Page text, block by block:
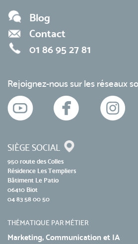
Blog
Contact
01 86 95 27 81
Rejoignez-nous sur les réseaux
SIÈGE SOCIAL
950 route des Colles
Résidence Les Templiers
Bâtiment Le Patio
06410 Biot
04 83 58 00 50
THÉMATIQUE PAR MÉTIER
Marketing, Communication et IA